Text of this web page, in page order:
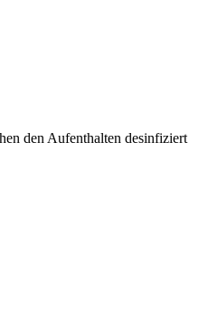
den Aufenthalten desinfiziert